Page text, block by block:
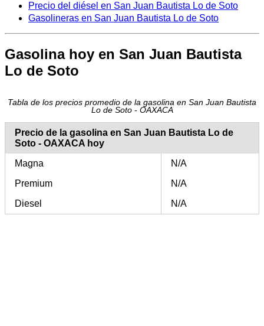
Precio del diésel en San Juan Bautista Lo de Soto
Gasolineras en San Juan Bautista Lo de Soto
Gasolina hoy en San Juan Bautista
Lo de Soto
Tabla de los precios promedio de la gasolina en San Juan Bautista
Lo de Soto - OAXACA
Precio de la gasolina en San Juan Bautista Lo de
Soto - OAXACA hoy
Magna
N/A
Premium
N/A
Diesel
N/A